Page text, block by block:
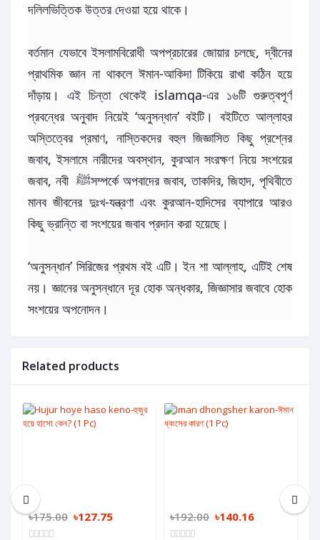
দলিলভিত্তিক উত্তর দেওয়া হয়ে থাকে।
বর্তমান যেভাবে ইসলামবিরোধী অপপ্রচারের জোয়ার চলছে, দ্বীনের
প্রাথমিক জ্ঞান না থাকলে ঈমান-আকিদা টিকিয়ে রাখা কঠিন হয়ে
দাঁড়ায়। এই চিন্তা থেকেই islamqa-এর ১৬টি গুরুত্বপূর্ণ
প্রবন্ধের অনুবাদ নিয়েই ‘অনুসন্ধান’ বইটি। বইটিতে আল্লাহর
অস্তিত্বের প্রমাণ, নাস্তিকদের বহুল জিজ্ঞাসিত কিছু প্রশ্নের
জবাব, ইসলামে নারীদের অবস্থান, কুরআন সংরক্ষণ নিয়ে সংশয়ের
জবাব, নবী ﷺসম্পর্কে অপবাদের জবাব, তাকদির, জিহাদ, পৃথিবীতে
মানব জীবনের দুঃখ-যন্ত্রণা এবং কুরআন-হাদিসের ব্যাপারে আরও
কিছু ভ্রান্তি বা সংশয়ের জবাব প্রদান করা হয়েছে।
‘অনুসন্ধান’ সিরিজের প্রথম বই এটি। ইন শা আল্লাহ, এটিই শেষ
নয়। জ্ঞানের অনুসন্ধানে দূর হোক অন্ধকার, জিজ্ঞাসার জবাবে হোক
সংশয়ের অপনোদন।
Related products
৳175.00 ৳127.75 ৳192.00 ৳140.16